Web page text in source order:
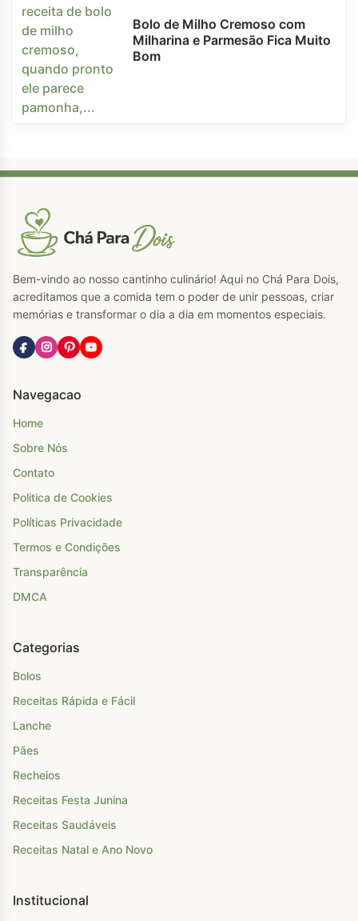
Bolo de Milho Cremoso com
Milharina e Parmesão Fica Muito
Bom
Bem-vindo ao nosso cantinho culinário! Aqui no Chá Para Dois,
acreditamos que a comida tem o poder de unir pessoas, criar
memórias e transformar o dia a dia em momentos especiais.
Navegacao
Home
Sobre Nós
Contato
Politica de Cookies
Políticas Privacidade
Termos e Condições
Transparência
DMCA
Categorias
Bolos
Receitas Rápida e Fácil
Lanche
Pães
Recheios
Receitas Festa Junina
Receitas Saudáveis
Receitas Natal e Ano Novo
Institucional